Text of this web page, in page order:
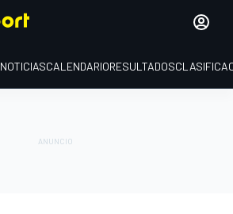
NOTICIASCALENDARIORESULTADOS